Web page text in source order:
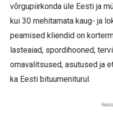
võrgupiirkonda üle Eesti ja
kui 30 mehitamata kaug- ja
peamised kliendid on
lasteaiad, spordihooned,
omavalitsused, asutused ja
ka Eesti bituumeniturul.